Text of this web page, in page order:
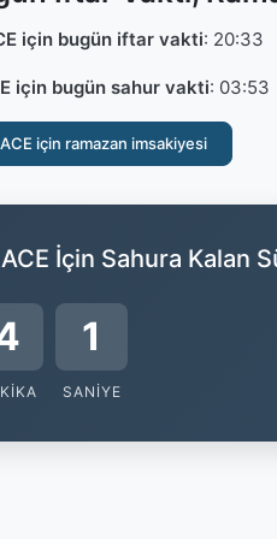
için bugün iftar vakti: 20:33
için bugün sahur vakti: 03:53
için ramazan imsakiyesi
İçin Sahura Kalan
0
SANIYE